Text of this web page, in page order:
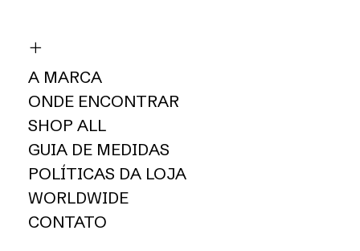
A MARCA
ONDE ENCONTRAR
SHOP ALL
GUIA DE MEDIDAS
POLÍTICAS DA LOJA
WORLDWIDE
CONTATO